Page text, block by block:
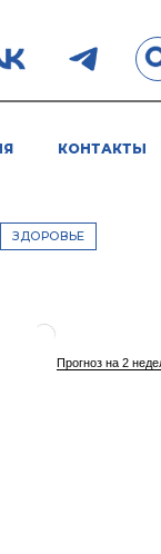
КОНТАКТЫ
ЗДОРОВЬЕ